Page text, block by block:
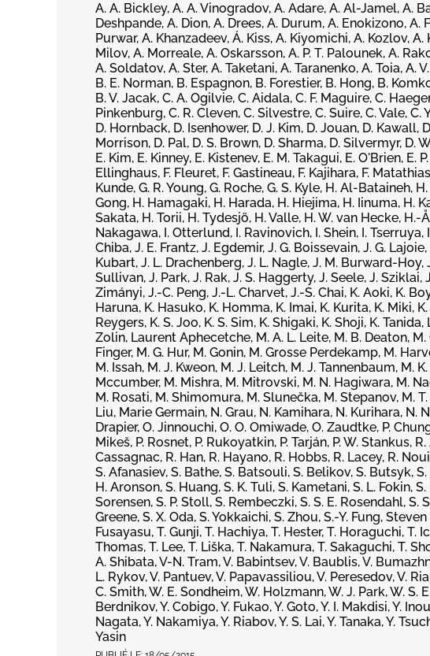
A. A. Bickley, A. A. Vinogradov, A. Adare, A. Al-Jamel, A.
Deshpande, A. Dion, A. Drees, A. Durum, A. Enokizono, A.
Purwar, A. Khanzadeev, Á. Kiss, A. Kiyomichi, A. Kozlov,
Milov, A. Morreale, A. Oskarsson, A. P. T. Palounek, A.
A. Soldatov, A. Ster, A. Taketani, A. Taranenko, A. Toia, A.
B. E. Norman, B. Espagnon, B. Forestier, B. Hong, B.
B. V. Jacak, C. A. Ogilvie, C. Aidala, C. F. Maguire, C.
Pinkenburg, C. R. Cleven, C. Silvestre, C. Suire, C. Vale, C.
D. Hornback, D. Isenhower, D. J. Kim, D. Jouan, D. Kawall,
Morrison, D. Pal, D. S. Brown, D. Sharma, D. Silvermyr, D.
E. Kim, E. Kinney, E. Kistenev, E. M. Takagui, E. O'Brien, E.
Ellinghaus, F. Fleuret, F. Gastineau, F. Kajihara, F.
Kunde, G. R. Young, G. Roche, G. S. Kyle, H. Al-Bataineh,
Gong, H. Hamagaki, H. Harada, H. Hiejima, H. Iinuma, H.
Sakata, H. Torii, H. Tydesjö, H. Valle, H. W. van Hecke, H.-
Nakagawa, I. Otterlund, I. Ravinovich, I. Shein, I. Tserruya,
Chiba, J. E. Frantz, J. Egdemir, J. G. Boissevain, J. G.
Kubart, J. L. Drachenberg, J. L. Nagle, J. M. Burward-Hoy,
Sullivan, J. Park, J. Rak, J. S. Haggerty, J. Seele, J.
Zimányi, J.-C. Peng, J.-L. Charvet, J.-S. Chai, K. Aoki, K.
Haruna, K. Hasuko, K. Homma, K. Imai, K. Kurita, K. Miki,
Reygers, K. S. Joo, K. S. Sim, K. Shigaki, K. Shoji, K.
Zolin, Laurent Aphecetche, M. A. L. Leite, M. B. Deaton,
Finger, M. G. Hur, M. Gonin, M. Grosse Perdekamp, M.
M. Issah, M. J. Kweon, M. J. Leitch, M. J. Tannenbaum, M.
Mccumber, M. Mishra, M. Mitrovski, M. N. Hagiwara, M.
M. Rosati, M. Shimomura, M. Slunečka, M. Stepanov, M.
Liu, Marie Germain, N. Grau, N. Kamihara, N. Kurihara, N.
Drapier, O. Jinnouchi, O. O. Omiwade, O. Zaudtke, P.
Mikeš, P. Rosnet, P. Rukoyatkin, P. Tarján, P. W. Stankus,
Cassagnac, R. Han, R. Hayano, R. Hobbs, R. Lacey, R.
S. Afanasiev, S. Bathe, S. Batsouli, S. Belikov, S. Butsyk,
H. Aronson, S. Huang, S. K. Tuli, S. Kametani, S. L. Fokin,
Sorensen, S. P. Stoll, S. Rembeczki, S. S. E. Rosendahl, S.
Greene, S. X. Oda, S. Yokkaichi, S. Zhou, S.-Y. Fung,
Fusayasu, T. Gunji, T. Hachiya, T. Hester, T. Horaguchi, T.
Thomas, T. Lee, T. Liška, T. Nakamura, T. Sakaguchi, T.
A. Shibata, V-N. Tram, V. Babintsev, V. Baublis, V.
L. Rykov, V. Pantuev, V. Papavassiliou, V. Peresedov, V.
C. Smith, W. E. Sondheim, W. Holzmann, W. J. Park, W. S.
Berdnikov, Y. Cobigo, Y. Fukao, Y. Goto, Y. I. Makdisi, Y.
Nagata, Y. Nakamiya, Y. Riabov, Y. S. Lai, Y. Tanaka, Y.
Yasin